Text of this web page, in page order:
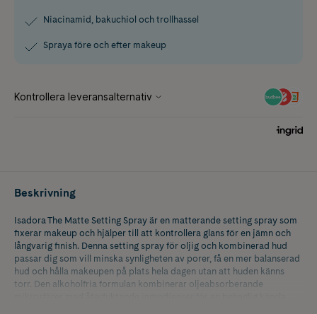
Niacinamid, bakuchiol och trollhassel
Spraya före och efter makeup
Beskrivning
Isadora The Matte Setting Spray är en matterande setting spray som
fixerar makeup och hjälper till att kontrollera glans för en jämn och
långvarig finish. Denna setting spray för oljig och kombinerad hud
passar dig som vill minska synligheten av porer, få en mer balanserad
hud och hålla makeupen på plats hela dagen utan att huden känns
torr. Den alkoholfria formulan kombinerar oljeabsorberande